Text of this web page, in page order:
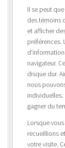
Il se peut
des témoins
et afficher
préférences.
navigateur.
disque dur.
nous
gagner du
Lorsque
recueillions
votre visite.